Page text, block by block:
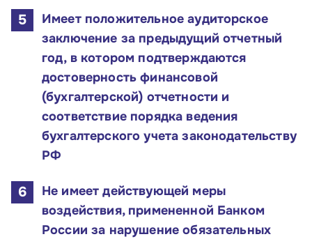
Малому и среднему бизнесу
Банкам и финансовым организациям
Инфраструктуре поддержки
Блог
Имеет положительное аудиторское
заключение за предыдущий отчетный
год, в котором подтверждаются
достоверность финансовой
(бухгалтерской) отчетности и
соответствие порядка ведения
бухгалтерского учета законодательству
РФ
Не имеет действующей меры
воздействия, примененной Банком
России за нарушение обязательных